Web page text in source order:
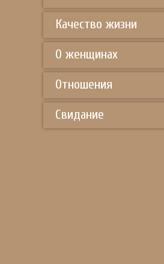
Качество жизни
О женщинах
Отношения
Свидание